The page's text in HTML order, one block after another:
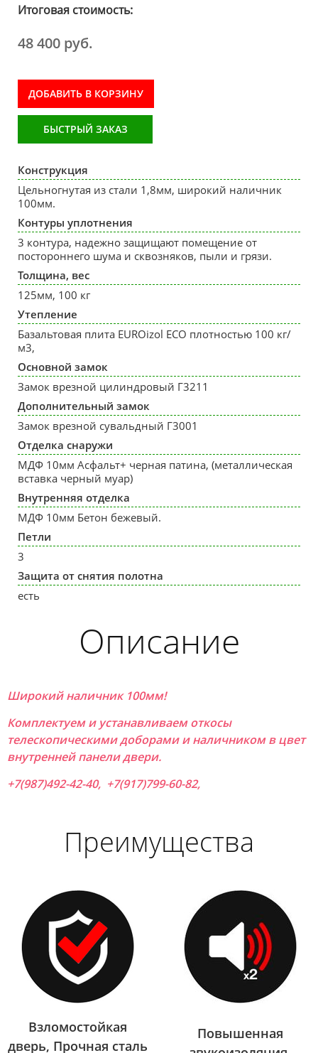
Итоговая стоимость:
48 400 руб.
ДОБАВИТЬ В КОРЗИНУ
БЫСТРЫЙ ЗАКАЗ
Конструкция
Цельногнутая из стали 1,8мм, широкий наличник
100мм.
Контуры уплотнения
3 контура, надежно защищают помещение от
постороннего шума и сквозняков, пыли и грязи.
Толщина, вес
125мм, 100 кг
Утепление
Базальтовая плита EUROizol ECO плотностью 100 кг/
м3,
Основной замок
Замок врезной цилиндровый Г3211
Дополнительный замок
Замок врезной сувальдный Г3001
Отделка снаружи
МДФ 10мм Aсфальт+ черная патина, (металлическая
вставка черный муар)
Внутренняя отделка
МДФ 10мм Бетон бежевый.
Петли
3
Защита от снятия полотна
есть
Описание
Широкий наличник 100мм!
Комплектуем и устанавливаем откосы
телескопическими доборами и наличником в цвет
внутренней панели двери.
+7(987)492-42-40, +7(917)799-60-82,
Преимущества
Взломостойкая
дверь, Прочная сталь
Повышенная